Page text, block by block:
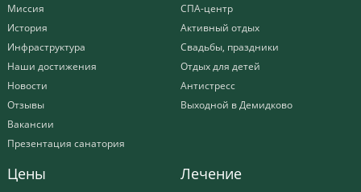
Миссия
История
Инфраструктура
Наши достижения
Новости
Отзывы
Вакансии
Презентация санатория
СПА-центр
Активный отдых
Свадьбы, праздники
Отдых для детей
Антистресс
Выходной в Демидково
Цены Лечение